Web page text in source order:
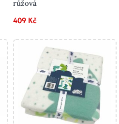
růžová
409 Kč